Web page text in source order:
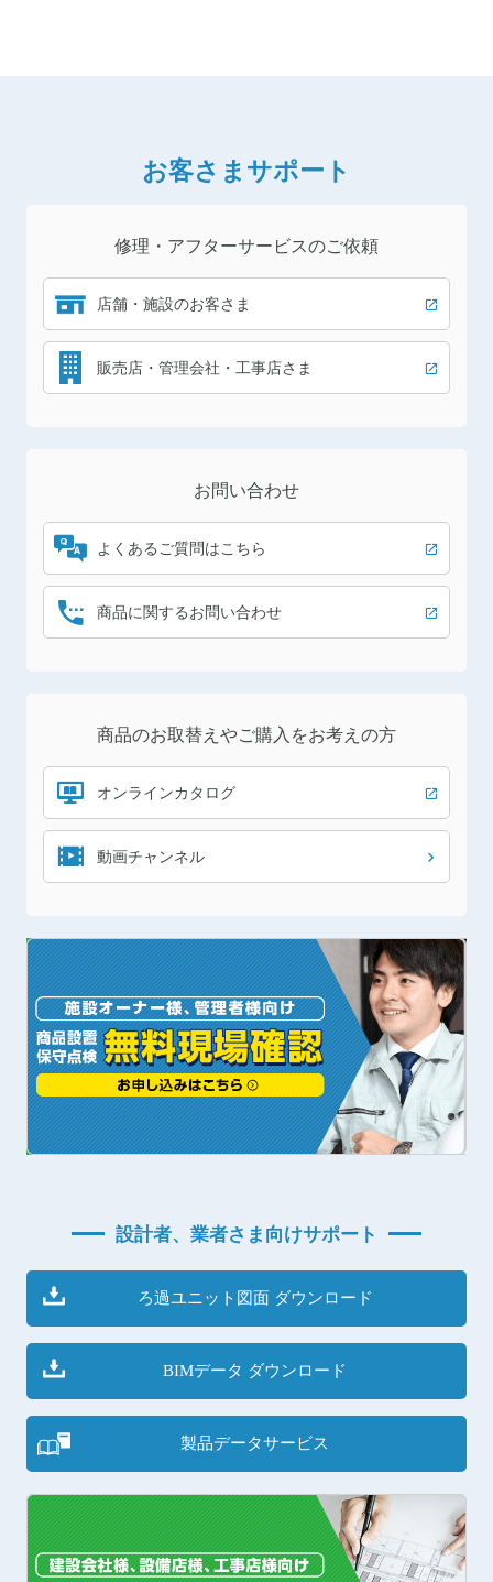
お客さまサポート
修理・アフターサービスのご依頼
店舗・施設のお客さま
販売店・管理会社・工事店さま
お問い合わせ
よくあるご質問 はこちら
商品に関する お問い合わせ
商品のお取替えやご購入をお考えの方
オンラインカタログ
動画チャンネル
設計者、業者さま向けサポート
ろ過ユニット図面 ダウンロード
BIMデータ ダウンロード
製品データサービス